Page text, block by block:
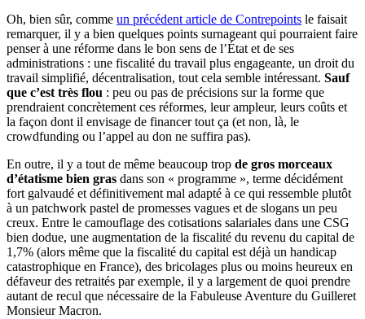
Oh, bien sûr, comme un précédent article de Contrepoints le faisait
remarquer, il y a bien quelques points surnageant qui pourraient faire
penser à une réforme dans le bon sens de l’État et de ses
administrations : une fiscalité du travail plus engageante, un droit du
travail simplifié, décentralisation, tout cela semble intéressant. Sauf
que c’est très flou : peu ou pas de précisions sur la forme que
prendraient concrètement ces réformes, leur ampleur, leurs coûts et
la façon dont il envisage de financer tout ça (et non, là, le
crowdfunding ou l’appel au don ne suffira pas).
En outre, il y a tout de même beaucoup trop de gros morceaux
d’étatisme bien gras dans son « programme », terme décidément
fort galvaudé et définitivement mal adapté à ce qui ressemble plutôt
à un patchwork pastel de promesses vagues et de slogans un peu
creux. Entre le camouflage des cotisations salariales dans une CSG
bien dodue, une augmentation de la fiscalité du revenu du capital de
1,7% (alors même que la fiscalité du capital est déjà un handicap
catastrophique en France), des bricolages plus ou moins heureux en
défaveur des retraités par exemple, il y a largement de quoi prendre
autant de recul que nécessaire de la Fabuleuse Aventure du Guilleret
Monsieur Macron.